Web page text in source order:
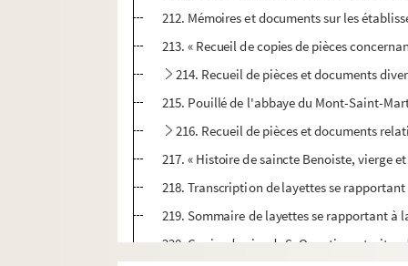
212. Mémoires et documents sur les
213. « Recueil de copies de pièces
214. Recueil de pièces et documents
215. Pouillé de l'abbaye du Mont-Saint-
216. Recueil de pièces et documents
217. « Histoire de saincte Benoiste, vierge
218. Transcription de layettes se
219. Sommaire de layettes se rapportant
220. Copies de vies de S. Quentin,